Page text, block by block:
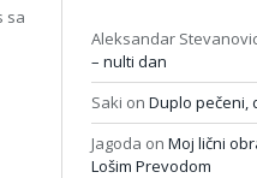
sa
Aleksandar
– nulti dan
Saki on Duplo pečeni,
Jagoda on Moj lični
Lošim Prevodom